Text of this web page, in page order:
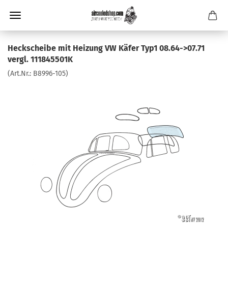
Heckscheibe mit Heizung VW Käfer Typ1 08.64->07.71
vergl. 111845501K
(Art.Nr.: B8996-105)